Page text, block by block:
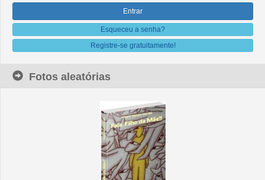
Esqueceu a senha?
Registre-se gratuitamente!
Fotos aleatórias